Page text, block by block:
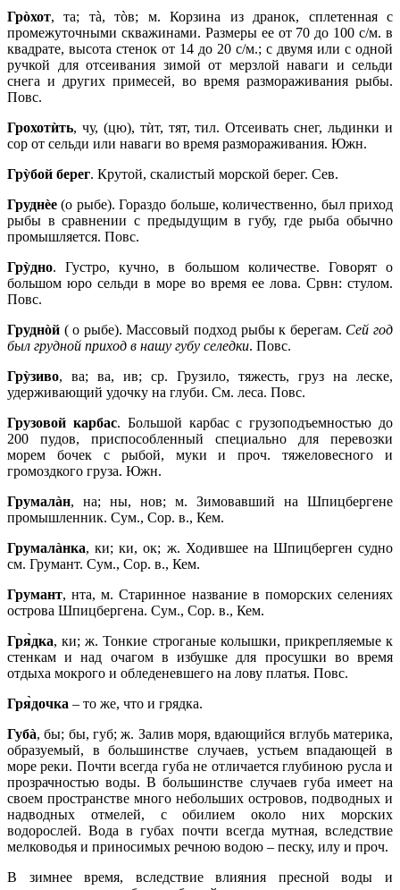
Грòхот, та; тà, тòв; м. Корзина из дранок, сплетенная с
промежуточными скважинами. Размеры ее от 70 до 100 с/м. в
квадрате, высота стенок от 14 до 20 с/м.; с двумя или с одной
ручкой для отсеивания зимой от мерзлой наваги и сельди
снега и других примесей, во время размораживания рыбы.
Повс.
Грохотѝть, чу, (цю), тѝт, тят, тил. Отсеивать снег, льдинки и
сор от сельди или наваги во время размораживания. Южн.
Грỳбой берег. Крутой, скалистый морской берег. Сев.
Груднèе (о рыбе). Гораздо больше, количественно, был приход
рыбы в сравнении с предыдущим в губу, где рыба обычно
промышляется. Повс.
Грỳдно. Густро, кучно, в большом количестве. Говорят о
большом юро сельди в море во время ее лова. Срвн: стулом.
Повс.
Груднòй ( о рыбе). Массовый подход рыбы к берегам. Сей год
был грудной приход в нашу губу селедки. Повс.
Грỳзиво, ва; ва, ив; ср. Грузило, тяжесть, груз на леске,
удерживающий удочку на глуби. См. леса. Повс.
Грузовой карбас. Большой карбас с грузоподъемностью до
200 пудов, приспособленный специально для перевозки
морем бочек с рыбой, муки и проч. тяжеловесного и
громоздкого груза. Южн.
Грумалàн, на; ны, нов; м. Зимовавший на Шпицбергене
промышленник. Сум., Сор. в., Кем.
Грумалàнка, ки; ки, ок; ж. Ходившее на Шпицберген судно
см. Грумант. Сум., Сор. в., Кем.
Грумант, нта, м. Старинное название в поморских селениях
острова Шпицбергена. Сум., Сор. в., Кем.
Гря̀дка, ки; ж. Тонкие строганые колышки, прикрепляемые к
стенкам и над очагом в избушке для просушки во время
отдыха мокрого и обледеневшего на лову платья. Повс.
Гря̀дочка – то же, что и грядка.
Губà, бы; бы, губ; ж. Залив моря, вдающийся вглубь материка,
образуемый, в большинстве случаев, устьем впадающей в
море реки. Почти всегда губа не отличается глубиною русла и
прозрачностью воды. В большинстве случаев губа имеет на
своем пространстве много небольших островов, подводных и
надводных отмелей, с обилием около них морских
водорослей. Вода в губах почти всегда мутная, вследствие
мелководья и приносимых речною водою – песку, илу и проч.
В зимнее время, вследствие влияния пресной воды и